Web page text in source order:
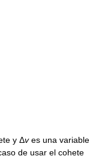
y Δves una variable
de usar el cohete